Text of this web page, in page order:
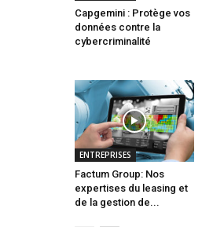
Capgemini : Protège vos
données contre la
cybercriminalité
ENTREPRISES
Factum Group: Nos
expertises du leasing et
de la gestion de...